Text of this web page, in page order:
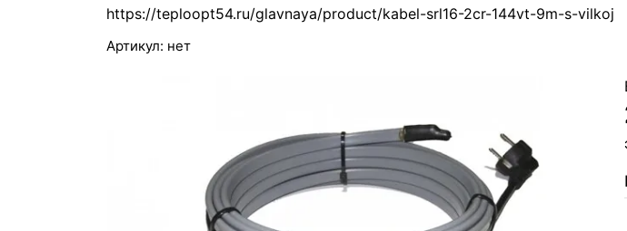
https://teploopt54.ru/glavnaya/product/kabel-srl16-2cr-144vt-9m-s-vilkoj
Артикул: нет